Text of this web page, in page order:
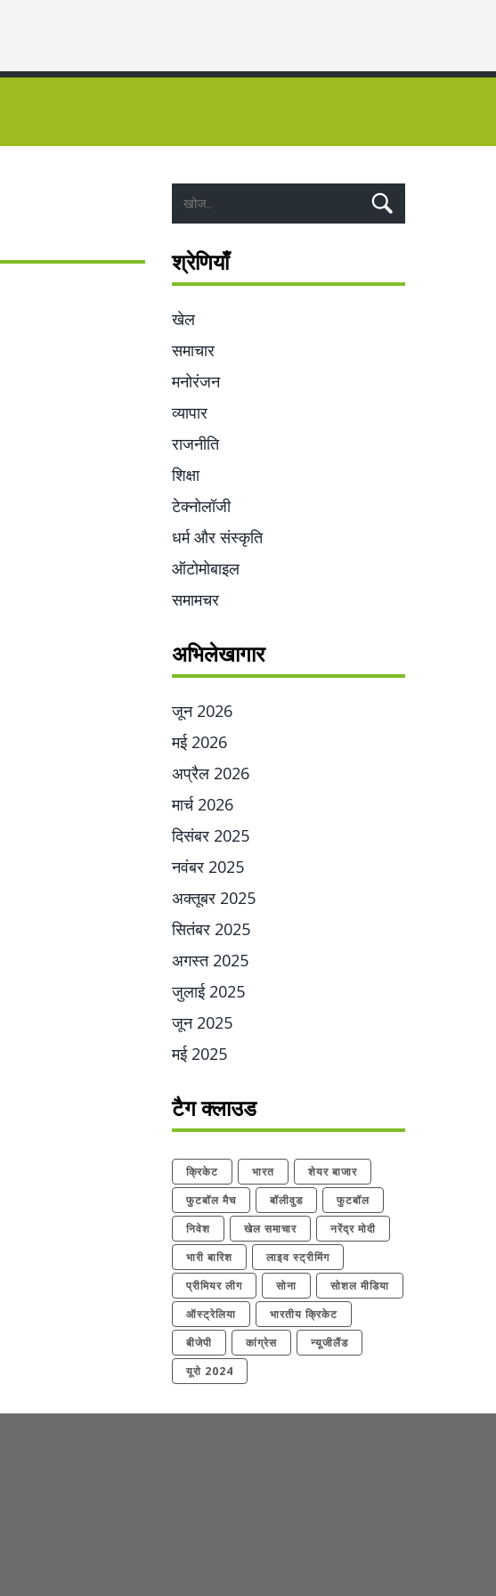
श्रेणियाँ
खेल
समाचार
मनोरंजन
व्यापार
राजनीति
शिक्षा
टेक्नोलॉजी
धर्म और संस्कृति
ऑटोमोबाइल
समामचर
अभिलेखागार
जून 2026
मई 2026
अप्रैल 2026
मार्च 2026
दिसंबर 2025
नवंबर 2025
अक्तूबर 2025
सितंबर 2025
अगस्त 2025
जुलाई 2025
जून 2025
मई 2025
टैग क्लाउड
क्रिकेट भारत
शेयर बाजार
फुटबॉल मैच
बॉलीवुड
फुटबॉल
निवेश
खेल समाचार
नरेंद्र मोदी
भारी बारिश
लाइव स्ट्रीमिंग
प्रीमियर लीग
सोना
सोशल मीडिया
ऑस्ट्रेलिया
भारतीय क्रिकेट
बीजेपी
कांग्रेस
न्यूजीलैंड
यूरो 2024